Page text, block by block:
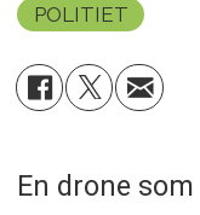
POLITIET
En drone